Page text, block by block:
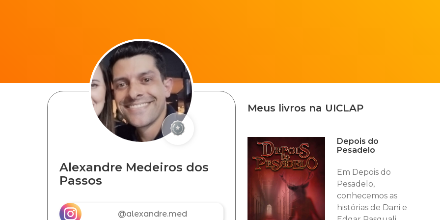
Alexandre Medeiros dos
Passos
@alexandre.med
Meus livros na UICLAP
Depois do
Pesadelo
Em Depois do
Pesadelo,
conhecemos as
histórias de Dani e